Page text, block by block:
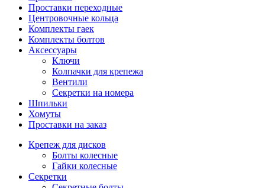
Проставки переходные
Центровочные кольца
Комплекты гаек
Комплекты болтов
Аксессуары
Ключи
Колпачки для крепежа
Вентили
Секретки на номера
Шпильки
Хомуты
Проставки на заказ
Крепеж для дисков
Болты колесные
Гайки колесные
Секретки